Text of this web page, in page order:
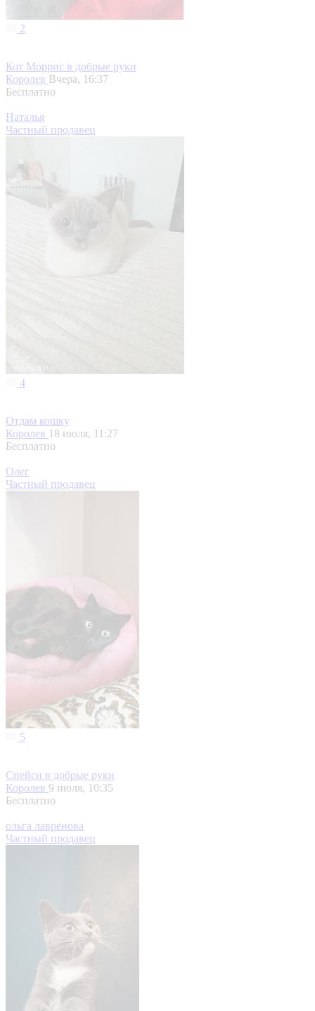
2
Кот Моррис в добрые руки
Королев Вчера, 16:37
Бесплатно
Наталья
Частный продавец
4
Отдам кошку
Королев 18 июля, 11:27
Бесплатно
Олег
Частный продавец
5
Спейси в добрые руки
Королев 9 июля, 10:35
Бесплатно
ольга лавренова
Частный продавец